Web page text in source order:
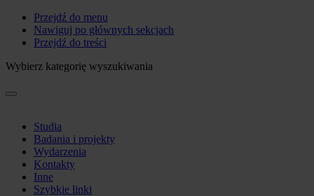
Przejdź do menu
Nawiguj po głównych sekcjach
Przejdź do treści
Wybierz kategorię wyszukiwania
Studia
Badania i projekty
Wydarzenia
Kontakty
Inne
Szybkie linki